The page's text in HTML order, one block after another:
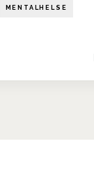
MENTALHELSE